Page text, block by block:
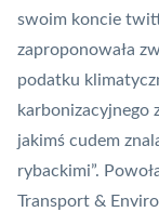
swoim koncie
zaproponowała
podatku
karbonizacyjnego
jakimś cudem
rybackimi”.
Transport &